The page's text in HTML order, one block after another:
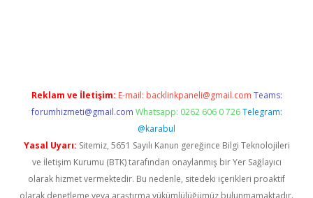
Reklam ve İletişim: E-mail: backlinkpaneli@gmail.com Teams:
forumhizmeti@gmail.com Whatsapp: 0262 606 0 726 Telegram:
@karabul
Yasal Uyarı: Sitemiz, 5651 Sayılı Kanun gereğince Bilgi Teknolojileri
ve İletişim Kurumu (BTK) tarafından onaylanmış bir Yer Sağlayıcı
olarak hizmet vermektedir. Bu nedenle, sitedeki içerikleri proaktif
olarak denetleme veya araştırma yükümlülüğümüz bulunmamaktadır.